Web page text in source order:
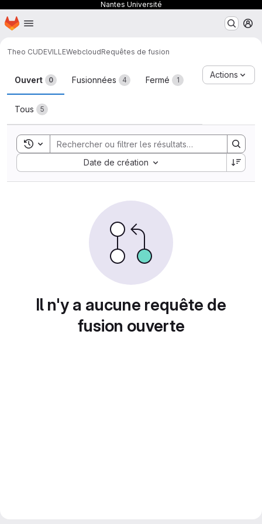
Nantes Université
Passer au contenu principal
Page d'accueil
Theo CUDEVILLEWebcloudRequêtes de fusion
Requêtes de fusion
Ouvert 0 Fusionnées 4 Fermé 1
Tous 5
Actions
Toggle search history
Date de création
Sort by:
Il n'y a aucune requête de
fusion ouverte